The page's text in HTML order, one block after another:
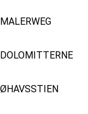
MALERWEG
DOLOMITTERNE
ØHAVSSTIEN